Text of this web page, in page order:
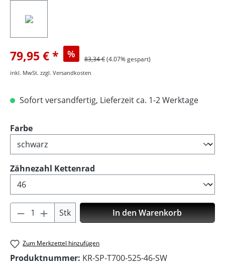
79,95 € % 83,34 €(4.07% gespart)
inkl. MwSt. zzgl. Versandkosten
Sofort versandfertig, Lieferzeit ca. 1-2 Werktage
Farbeauswählen
Zähnezahl Kettenrad
Produkt Anzahl: Gib den gewünschten
Stk In den Warenkorb
Zum Merkzettel hinzufügen
Produktnummer: KR-SP-T700-525-46-SW